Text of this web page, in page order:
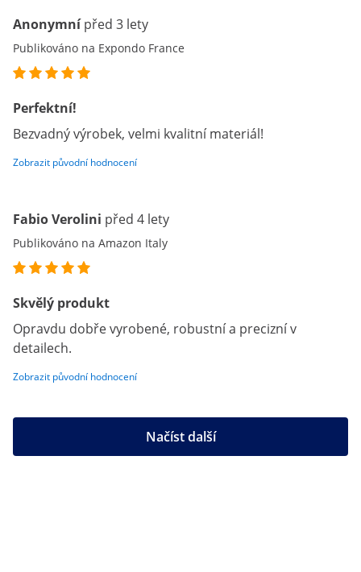
Anonymní před 3 lety
Publikováno na Expondo France
Perfektní!
Bezvadný výrobek, velmi kvalitní materiál!
Zobrazit původní hodnocení
Fabio Verolini před 4 lety
Publikováno na Amazon Italy
Skvělý produkt
Opravdu dobře vyrobené, robustní a precizní v
detailech.
Zobrazit původní hodnocení
Načíst další